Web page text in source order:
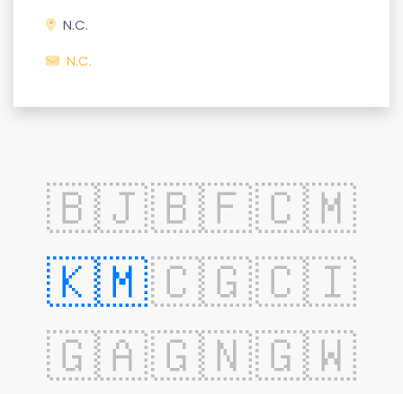
N.C.
N.C.
🇧🇯🇧🇫🇨🇲
🇰🇲🇨🇬🇨🇮
🇬🇦🇬🇳🇬🇼